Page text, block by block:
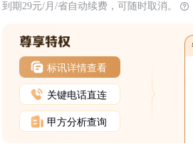
到期29元/月/省自动续费，可随时取消。
标讯详情查看
关键电话直连
甲方分析查询